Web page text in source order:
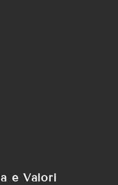
e Valori